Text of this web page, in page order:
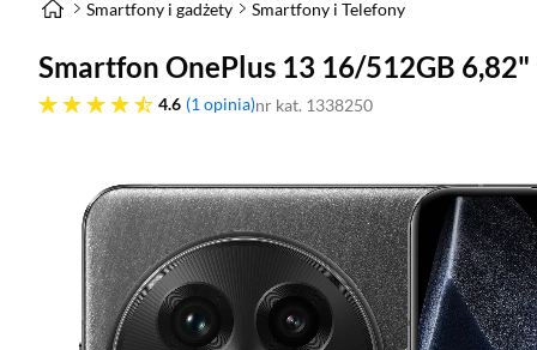
Smartfony i gadżety Smartfony i Telefony
Smartfon OnePlus 13 16/512GB
4.6
4.6 gwiazdek 1 opinia nr kat. 1338250